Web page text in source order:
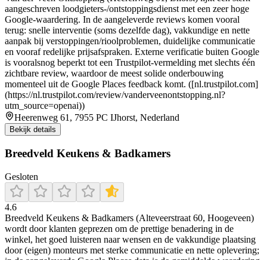
aangeschreven loodgieters-/ontstoppingsdienst met een zeer hoge
Google-waardering. In de aangeleverde reviews komen vooral
terug: snelle interventie (soms dezelfde dag), vakkundige en nette
aanpak bij verstoppingen/rioolproblemen, duidelijke communicatie
en vooraf redelijke prijsafspraken. Externe verificatie buiten Google
is vooralsnog beperkt tot een Trustpilot-vermelding met slechts één
zichtbare review, waardoor de meest solide onderbouwing
momenteel uit de Google Places feedback komt. ([nl.trustpilot.com]
(https://nl.trustpilot.com/review/vanderveenontstopping.nl?
utm_source=openai))
Heerenweg 61, 7955 PC IJhorst, Nederland
Bekijk details
Breedveld Keukens & Badkamers
Gesloten
4.6
Breedveld Keukens & Badkamers (Alteveerstraat 60, Hoogeveen)
wordt door klanten geprezen om de prettige benadering in de
winkel, het goed luisteren naar wensen en de vakkundige plaatsing
door (eigen) monteurs met sterke communicatie en nette oplevering;